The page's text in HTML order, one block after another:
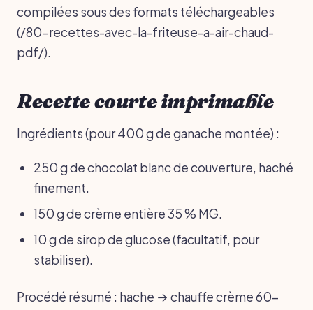
compilées sous des formats téléchargeables
(/80-recettes-avec-la-friteuse-a-air-chaud-
pdf/).
Recette courte imprimable
Ingrédients (pour 400 g de ganache montée) :
250 g de chocolat blanc de couverture, haché
finement.
150 g de crème entière 35 % MG.
10 g de sirop de glucose (facultatif, pour
stabiliser).
Procédé résumé : hache → chauffe crème 60-